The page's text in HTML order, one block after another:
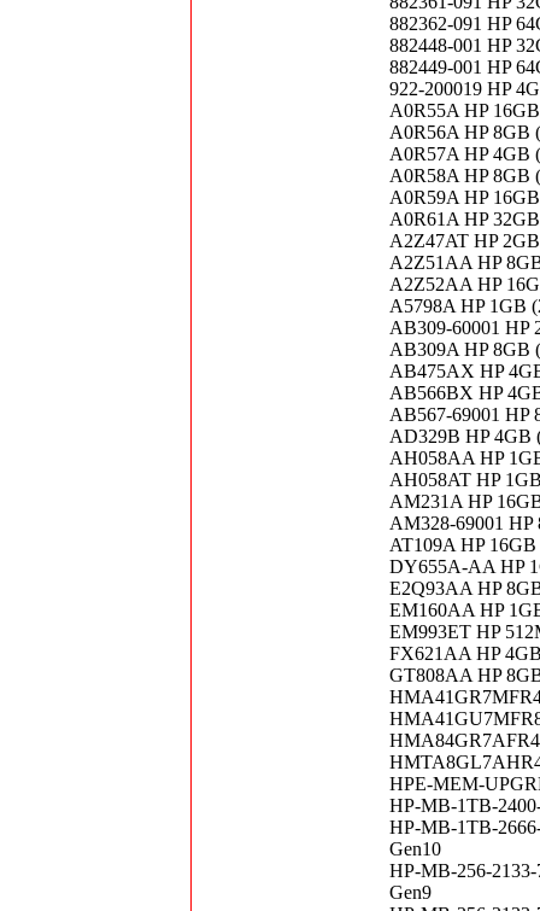
882362-091 HP
882448-001 HP
882449-001 HP
922-200019 HP
A0R55A HP
A0R56A HP 8GB
A0R57A HP 4GB
A0R58A HP 8GB
A0R59A HP
A0R61A HP
A2Z47AT HP
A2Z51AA HP
A2Z52AA HP
A5798A HP 1GB
AB309-60001 HP
AB309A HP 8GB
AB475AX HP
AB566BX HP
AB567-69001 HP
AD329B HP 4GB
AH058AA HP
AH058AT HP
AM231A HP
AM328-69001 HP
AT109A HP
DY655A-AA HP
E2Q93AA HP
EM160AA HP
EM993ET HP
FX621AA HP
GT808AA HP
HPE-MEM-
HP-MB-1TB-
HP-MB-1TB-
Gen10
HP-MB-256-
Gen9